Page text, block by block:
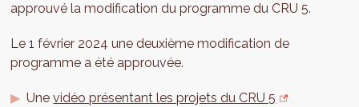
approuvé la modification du programme du CRU 5.
Le 1 février 2024 une deuxième modification de
programme a été approuvée.
Unevidéo présentant les projets du CRU 5